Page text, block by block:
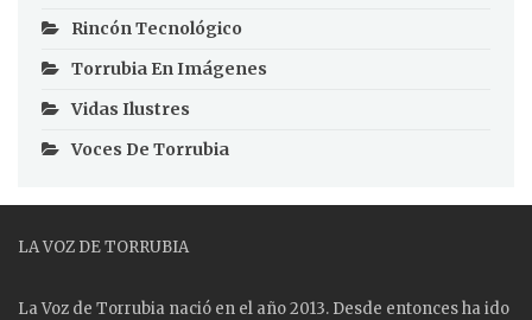
Rincón Tecnológico
Torrubia En Imágenes
Vidas Ilustres
Voces De Torrubia
LA VOZ DE TORRUBIA
La Voz de Torrubia nació en el año 2013. Desde entonces ha ido